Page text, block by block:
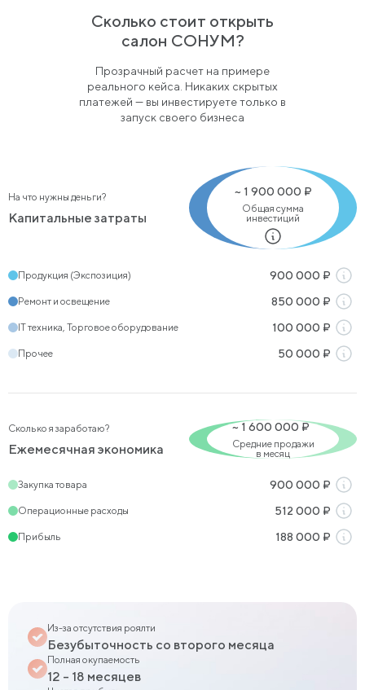
Сколько стоит открыть
салон СОНУМ?
Прозрачный расчет на примере
реального кейса. Никаких скрытых
платежей — вы инвестируете только в
запуск своего бизнеса
~ 1 900 000 ₽
Общая сумма
инвестиций
На что нужны деньги?
Капитальные затраты
Продукция (Экспозиция) 900 000 ₽
Ремонт и освещение 850 000 ₽
IT техника, Торговое оборудование 100 000 ₽
Прочее 50 000 ₽
~1 600 000 ₽
Средние продажи
в месяц
Сколько я заработаю?
Ежемесячная экономика
Закупка товара 900 000 ₽
Операционные расходы 512 000 ₽
Прибыль 188 000 ₽
Из-за отсутствия роялти
Безубыточность со второго месяца
Полная окупаемость
12 – 18 месяцев